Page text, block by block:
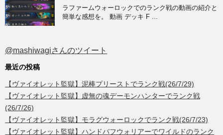
ラファームウォーロックでのランク戦の動画の紹介と
簡単な感想を。 動画 デッキ F ...
@mashiwagiさんのツイート
最近の投稿
【ヴァイオレット監獄】泥棒プリーストでランク戦(26/7/29)
【ヴァイオレット監獄】虚無の魂デーモンハンターでランク戦
(26/7/26)
【ヴァイオレット監獄】モラグウォーロックでランク戦(26/7/23)
【ヴァイオレット監獄】ハンドバフウォリアーでワイルドのランク